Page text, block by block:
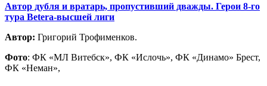
Автор дубля и вратарь, пропустивший дважды. Герои 8-го
тура Betera-высшей лиги
Автор: Григорий Трофименков.
Фото: ФК «МЛ Витебск», ФК «Ислочь», ФК «Динамо» Брест,
ФК «Неман»,